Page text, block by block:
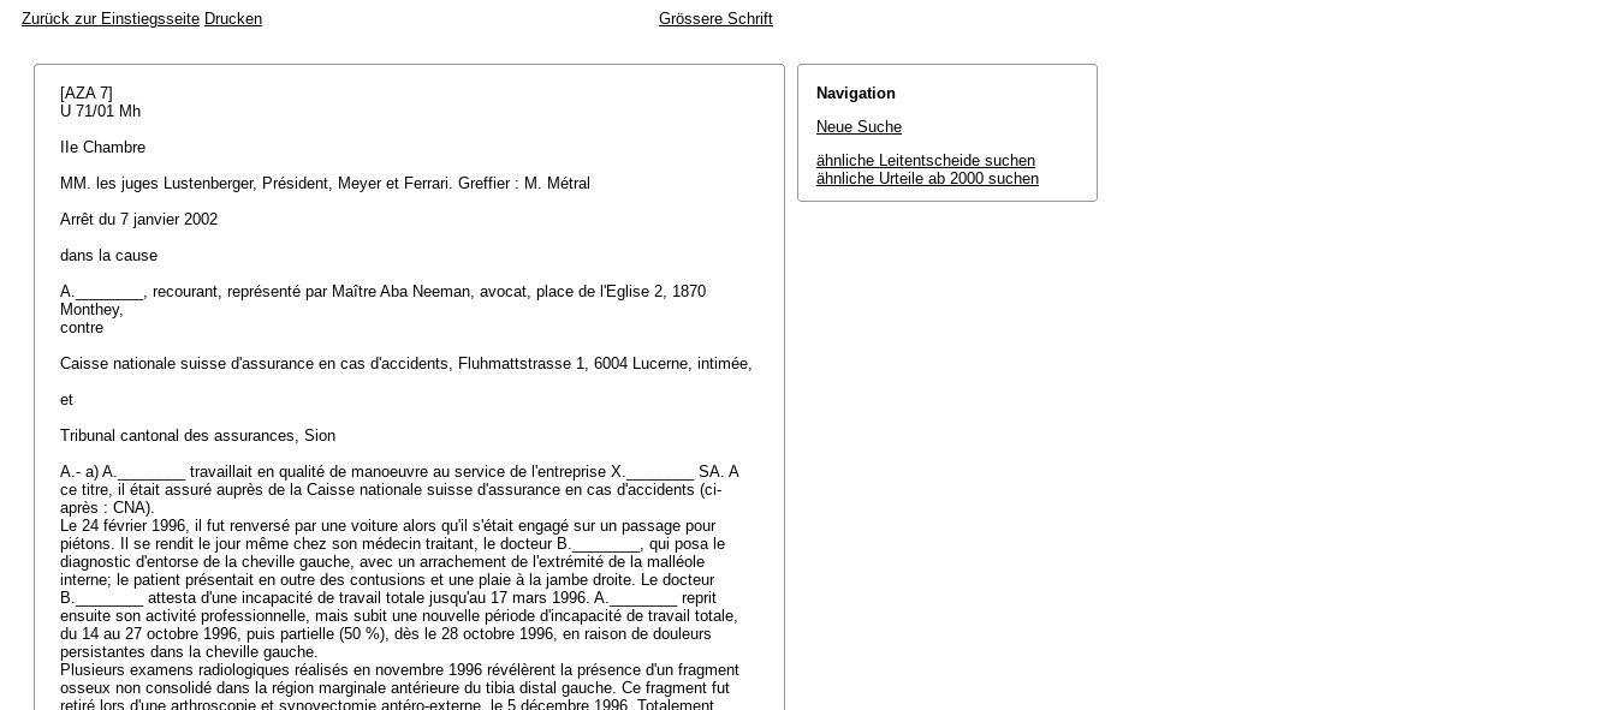
Zurück zur Einstiegsseite Drucken Grössere Schrift
[AZA 7]
U 71/01 Mh
IIe Chambre
MM. les juges Lustenberger, Président, Meyer et Ferrari. Greffier : M. Métral
Arrêt du 7 janvier 2002
dans la cause
A.________, recourant, représenté par Maître Aba Neeman, avocat, place de l'Eglise 2, 1870
Monthey,
contre
Caisse nationale suisse d'assurance en cas d'accidents, Fluhmattstrasse 1, 6004 Lucerne, intimée,
et
Tribunal cantonal des assurances, Sion
A.- a) A.________ travaillait en qualité de manoeuvre au service de l'entreprise X.________ SA. A
ce titre, il était assuré auprès de la Caisse nationale suisse d'assurance en cas d'accidents (ci-
après : CNA).
Le 24 février 1996, il fut renversé par une voiture alors qu'il s'était engagé sur un passage pour
piétons. Il se rendit le jour même chez son médecin traitant, le docteur B.________, qui posa le
diagnostic d'entorse de la cheville gauche, avec un arrachement de l'extrémité de la malléole
interne; le patient présentait en outre des contusions et une plaie à la jambe droite. Le docteur
B.________ attesta d'une incapacité de travail totale jusqu'au 17 mars 1996. A.________ reprit
ensuite son activité professionnelle, mais subit une nouvelle période d'incapacité de travail totale,
du 14 au 27 octobre 1996, puis partielle (50 %), dès le 28 octobre 1996, en raison de douleurs
persistantes dans la cheville gauche.
Plusieurs examens radiologiques réalisés en novembre 1996 révélèrent la présence d'un fragment
osseux non consolidé dans la région marginale antérieure du tibia distal gauche. Ce fragment fut
retiré lors d'une arthroscopie et synovectomie antéro-externe, le 5 décembre 1996. Totalement
Navigation
Neue Suche
ähnliche Leitentscheide suchen
ähnliche Urteile ab 2000 suchen